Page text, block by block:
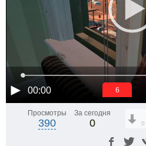
00:00 6
Просмотры
390
За сегодня
0 0